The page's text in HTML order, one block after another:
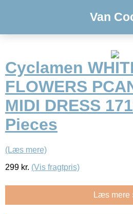
Van
Cyclamen
FLOWERS
MIDI DRESS
Pieces
(Læs mere)
299 kr. (Vis fragtpris)
Læs mere